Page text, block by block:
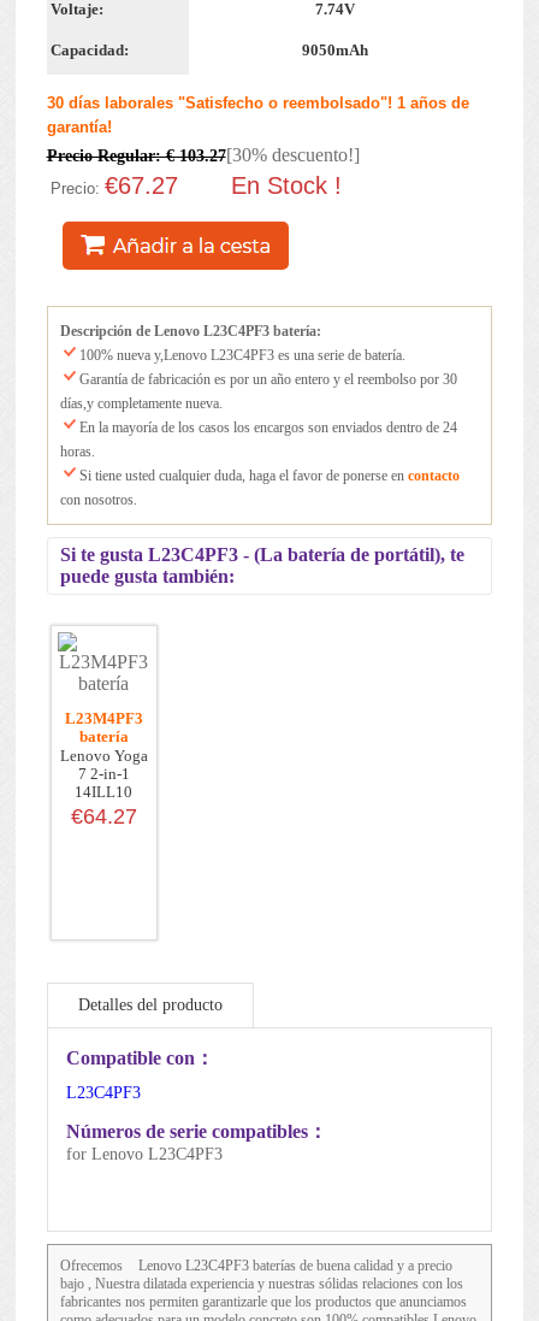
Voltaje: 7.74V
Capacidad: 9050mAh
30 días laborales "Satisfecho o reembolsado"! 1 años de
garantía!
Precio Regular: € 103.27[30% descuento!]
Precio:€67.27 En Stock !
Descripción de Lenovo L23C4PF3 batería:
100% nueva y,Lenovo L23C4PF3 es una serie de batería.
Garantía de fabricación es por un año entero y el reembolso por 30
días,y completamente nueva.
En la mayoría de los casos los encargos son enviados dentro de 24
horas.
Si tiene usted cualquier duda, haga el favor de ponerse en contacto
con nosotros.
Si te gusta L23C4PF3 - (La batería de portátil), te
puede gusta también:
L23M4PF3
batería
Lenovo Yoga
7 2-in-1
14ILL10
L23B4P...
€64.27
Detalles del producto
Mantenimiento de la batería
Compatible con：
L23C4PF3
Números de serie compatibles：
for Lenovo L23C4PF3
Ofrecemos Lenovo L23C4PF3baterías de buena calidad y a precio
bajo , Nuestra dilatada experiencia y nuestras sólidas relaciones con los
fabricantes nos permiten garantizarle que los productos que anunciamos